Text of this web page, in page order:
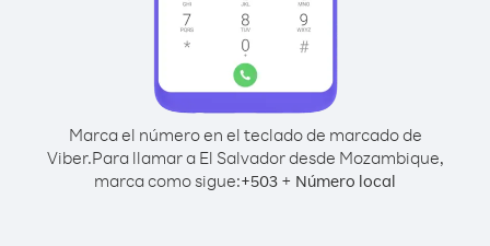
Marca el número en el teclado de marcado de
Viber.Para llamar a El Salvador desde Mozambique,
marca como sigue:+503 + Número local